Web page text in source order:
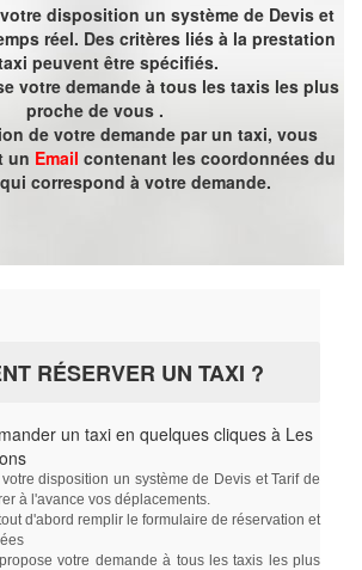
disposition un système de Devis et
réel. Des critères liés à la prestation
peuvent être spécifiés.
votre demande à tous les taxis les plus
proche de vous .
de votre demande par un taxi, vous
un Email contenant les coordonnées du
correspond à votre demande.
RÉSERVER UN TAXI ?
un taxi en quelques cliques à Les
disposition un système de Devis et Tarif de
à l'avance vos déplacements.
d'abord remplir le formulaire de réservation et
votre demande à tous les taxis les plus